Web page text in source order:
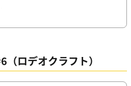
ロデオクラフト）